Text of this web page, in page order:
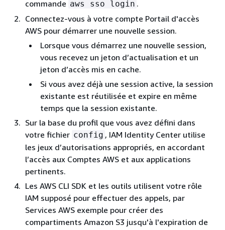
commande aws sso login .
Connectez-vous à votre compte Portail d'accès
AWS pour démarrer une nouvelle session.
Lorsque vous démarrez une nouvelle session,
vous recevez un jeton d’actualisation et un
jeton d’accès mis en cache.
Si vous avez déjà une session active, la session
existante est réutilisée et expire en même
temps que la session existante.
Sur la base du profil que vous avez défini dans
votre fichier config , IAM Identity Center utilise
les jeux d’autorisations appropriés, en accordant
l’accès aux Comptes AWS et aux applications
pertinents.
Les AWS CLI SDK et les outils utilisent votre rôle
IAM supposé pour effectuer des appels, par
Services AWS exemple pour créer des
compartiments Amazon S3 jusqu'à l'expiration de